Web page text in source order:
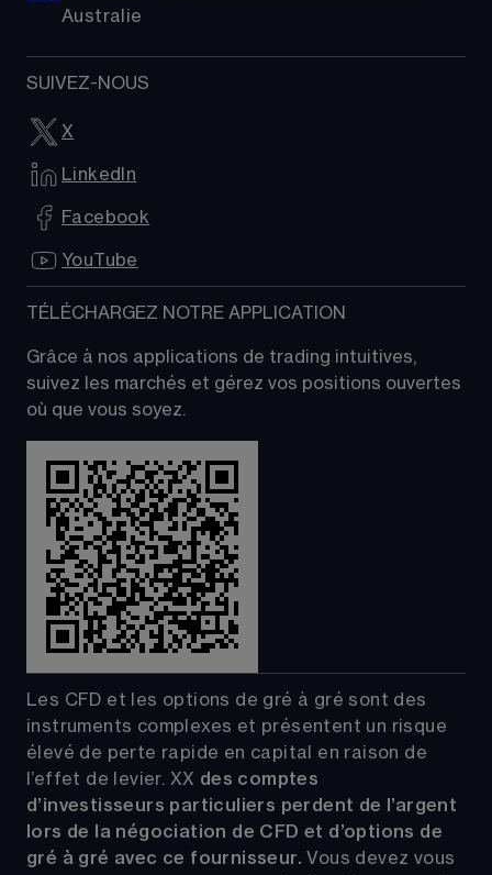
Australie
SUIVEZ-NOUS
X
LinkedIn
Facebook
YouTube
TÉLÉCHARGEZ NOTRE APPLICATION
Grâce à nos applications de trading intuitives,
suivez les marchés et gérez vos positions ouvertes
où que vous soyez.
Les CFD et les options de gré à gré sont des
instruments complexes et présentent un risque
élevé de perte rapide en capital en raison de
l’effet de levier. XX des comptes
d’investisseurs particuliers perdent de l’argent
lors de la négociation de CFD et d’options de
gré à gré avec ce fournisseur. Vous devez vous